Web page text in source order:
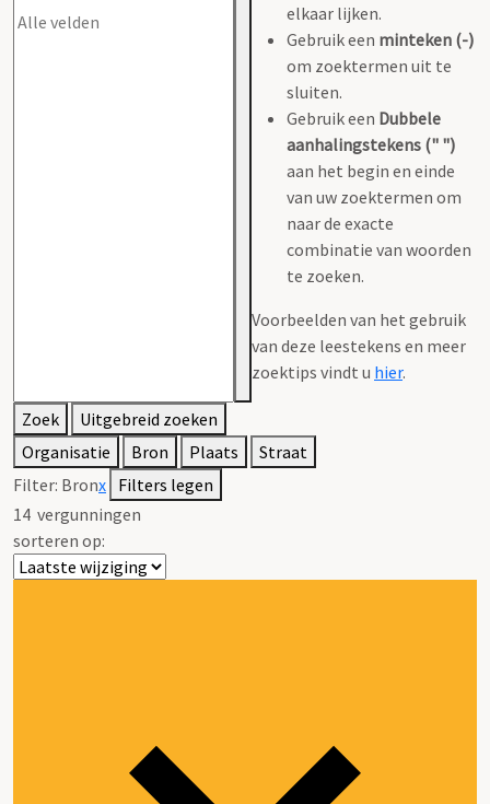
elkaar lijken.
Gebruik een minteken (-)
om zoektermen uit te
sluiten.
Gebruik een Dubbele
aanhalingstekens (" ")
aan het begin en einde
van uw zoektermen om
naar de exacte
combinatie van woorden
te zoeken.
Voorbeelden van het gebruik
van deze leestekens en meer
zoektips vindt u hier.
Zoek
Uitgebreid zoeken
Organisatie
Bron Plaats
Straat
Filter: Bronx Filters legen
14 vergunningen
sorteren op: